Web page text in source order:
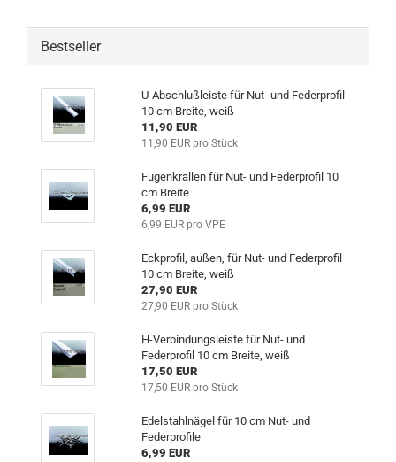
Bestseller
U-Abschlußleiste für Nut- und Federprofil
10 cm Breite, weiß
11,90 EUR
11,90 EUR pro Stück
Fugenkrallen für Nut- und Federprofil 10
cm Breite
6,99 EUR
6,99 EUR pro VPE
Eckprofil, außen, für Nut- und Federprofil
10 cm Breite, weiß
27,90 EUR
27,90 EUR pro Stück
H-Verbindungsleiste für Nut- und
Federprofil 10 cm Breite, weiß
17,50 EUR
17,50 EUR pro Stück
Edelstahlnägel für 10 cm Nut- und
Federprofile
6,99 EUR